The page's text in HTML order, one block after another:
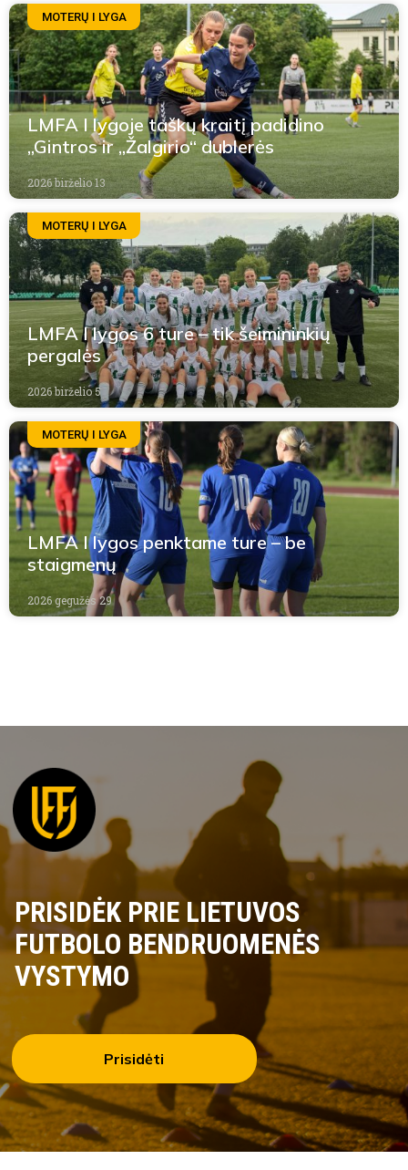
MOTERŲ I LYGA
LMFA I lygoje taškų kraitį padidino
„Gintros ir „Žalgirio“ dublerės
2026 birželio 13
MOTERŲ I LYGA
LMFA I lygos 6 ture – tik šeimininkių
pergalės
2026 birželio 5
MOTERŲ I LYGA
LMFA I lygos penktame ture – be
staigmenų
2026 gegužės 29
PRISIDĖK PRIE LIETUVOS
FUTBOLO BENDRUOMENĖS
VYSTYMO
Prisidėti